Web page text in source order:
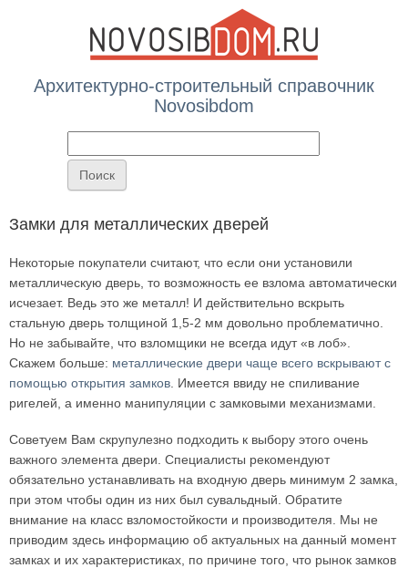
Архитектурно-строительный справочник
Novosibdom
Вы здесь
Замки для металлических дверей
Некоторые покупатели считают, что если они установили
металлическую дверь, то возможность ее взлома автоматически
исчезает. Ведь это же металл! И действительно вскрыть
стальную дверь толщиной 1,5-2 мм довольно проблематично.
Но не забывайте, что взломщики не всегда идут «в лоб».
Скажем больше: металлические двери чаще всего вскрывают с
помощью открытия замков . Имеется ввиду не спиливание
ригелей, а именно манипуляции с замковыми механизмами.
Советуем Вам скрупулезно подходить к выбору этого очень
важного элемента двери. Специалисты рекомендуют
обязательно устанавливать на входную дверь минимум 2 замка,
при этом чтобы один из них был сувальдный. Обратите
внимание на класс взломостойкости и производителя. Мы не
приводим здесь информацию об актуальных на данный момент
замках и их характеристиках, по причине того, что рынок замков